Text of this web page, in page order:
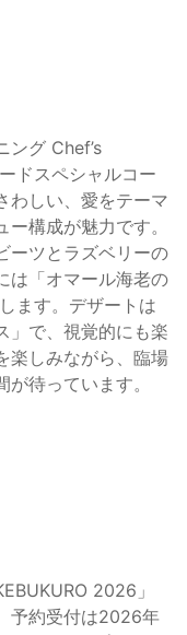
ング Chef’s
ドスペシャルコー
わしい、愛をテーマ
構成が魅力です。
ーツとラズベリーの
は「オマール海老の
ます。デザートは
」で、視覚的にも楽
楽しみながら、臨場
待っています。
2026」
予約受付は2026年